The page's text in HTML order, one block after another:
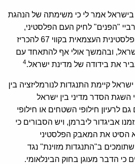
בישראל אמר לי כי משימתה של הנהגת
"הפנים" לחיק העם הפלסטיני,
ולאחר שתוקם המדינה הפלסטינית העצמאית בקווי 67 להכריז
ובהמשך אולי אף להתאחד עם
את בידודה של מדינת ישראל.4
קיימת התנגדות לנורמליזציה בין
השגת הסדר מדיני בין ישראל
לרעיון חילופי השטחים או חילופי
אביגדור ליברמן, ויש הסבורים כי
הסיט את המאבק הפלסטיני
ב"התנגדות מזוינת" נגד
כי הדבר מעוגן בחוק הבינלאומי.